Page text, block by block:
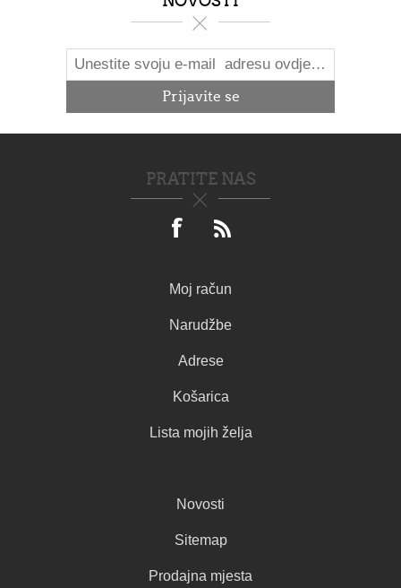
PRATITE NAS
Moj račun
Narudžbe
Adrese
Košarica
Lista mojih želja
Novosti
Sitemap
Prodajna mjesta